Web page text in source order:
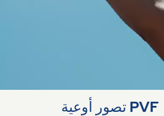
تصور أوعية PVF